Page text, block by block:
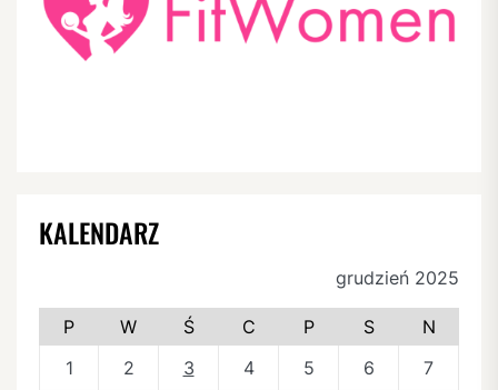
KALENDARZ
grudzień 2025
P W Ś C P S
N
1
2 3 4 5 6 7